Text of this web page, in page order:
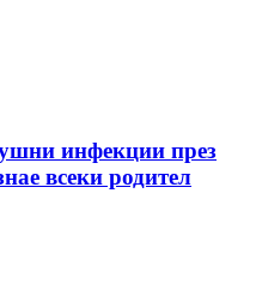
инфекции през
всеки родител